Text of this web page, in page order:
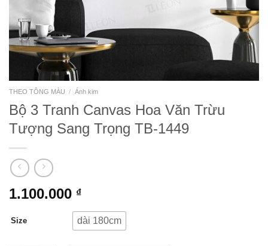
THEO TÔNG MÀU / Ánh kim
Bộ 3 Tranh Canvas Hoa Văn Trừu
Tượng Sang Trọng TB-1449
1.100.000 ₫
Size dài 180cm